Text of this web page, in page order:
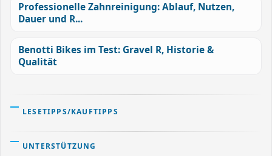
Professionelle Zahnreinigung: Ablauf, Nutzen,
Dauer und R...
Benotti Bikes im Test: Gravel R, Historie &
Qualität
LESETIPPS/KAUFTIPPS
UNTERSTÜTZUNG